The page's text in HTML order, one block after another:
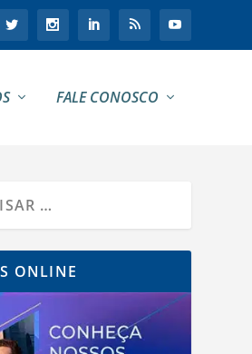
FALE CONOSCO
ONLINE